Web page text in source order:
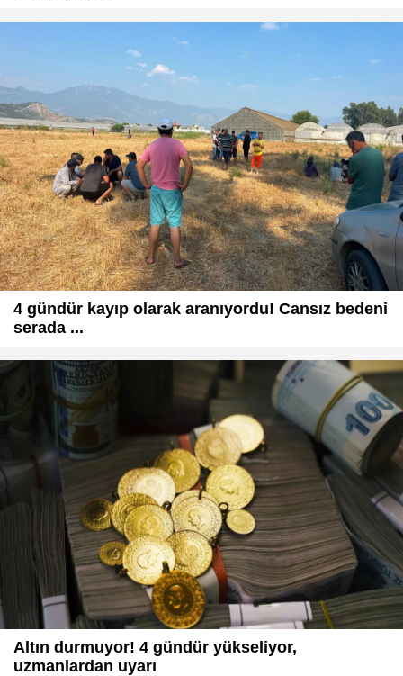
4 gündür kayıp olarak aranıyordu! Cansız bedeni
serada ...
Altın durmuyor! 4 gündür yükseliyor,
uzmanlardan uyarı